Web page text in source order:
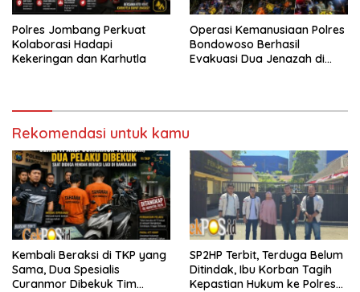
Polres Jombang Perkuat
Kolaborasi Hadapi
Kekeringan dan Karhutla
Operasi Kemanusiaan Polres
Bondowoso Berhasil
Evakuasi Dua Jenazah di
Rekomendasi untuk kamu
Kembali Beraksi di TKP yang
Sama, Dua Spesialis
Curanmor Dibekuk Tim
SP2HP Terbit, Terduga Belum
Ditindak, Ibu Korban Tagih
Kepastian Hukum ke Polres